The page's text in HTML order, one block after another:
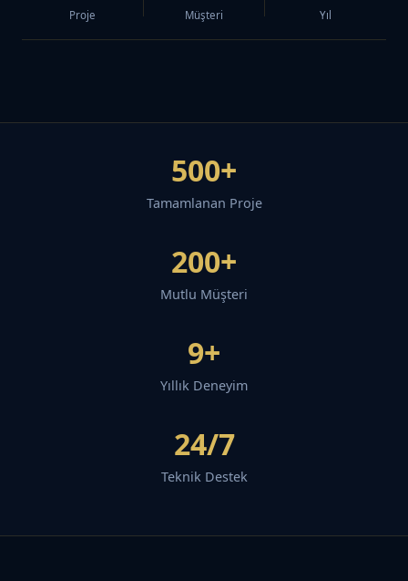
Proje Müşteri Yıl
500+
Tamamlanan Proje
200+
Mutlu Müşteri
9+
Yıllık Deneyim
24/7
Teknik Destek